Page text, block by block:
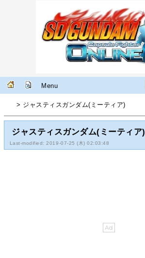
Menu
> ジャスティスガンダム(ミーティア)
ジャスティスガンダム(ミーティア)
Last-modified: 2019-07-25 (木) 02:03:48